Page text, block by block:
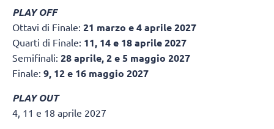
PLAY OFF
Ottavi di Finale: 21 marzo e 4 aprile 2027
Quarti di Finale: 11, 14 e 18 aprile 2027
Semifinali: 28 aprile, 2 e 5 maggio 2027
Finale: 9, 12 e 16 maggio 2027
PLAY OUT
4, 11 e 18 aprile 2027